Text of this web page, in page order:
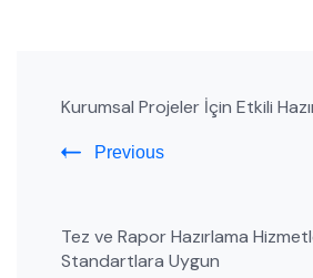
Navigation
Kurumsal Projeler İçin Etkili
Previous
Tez ve Rapor Hazırlama
Standartlara Uygun